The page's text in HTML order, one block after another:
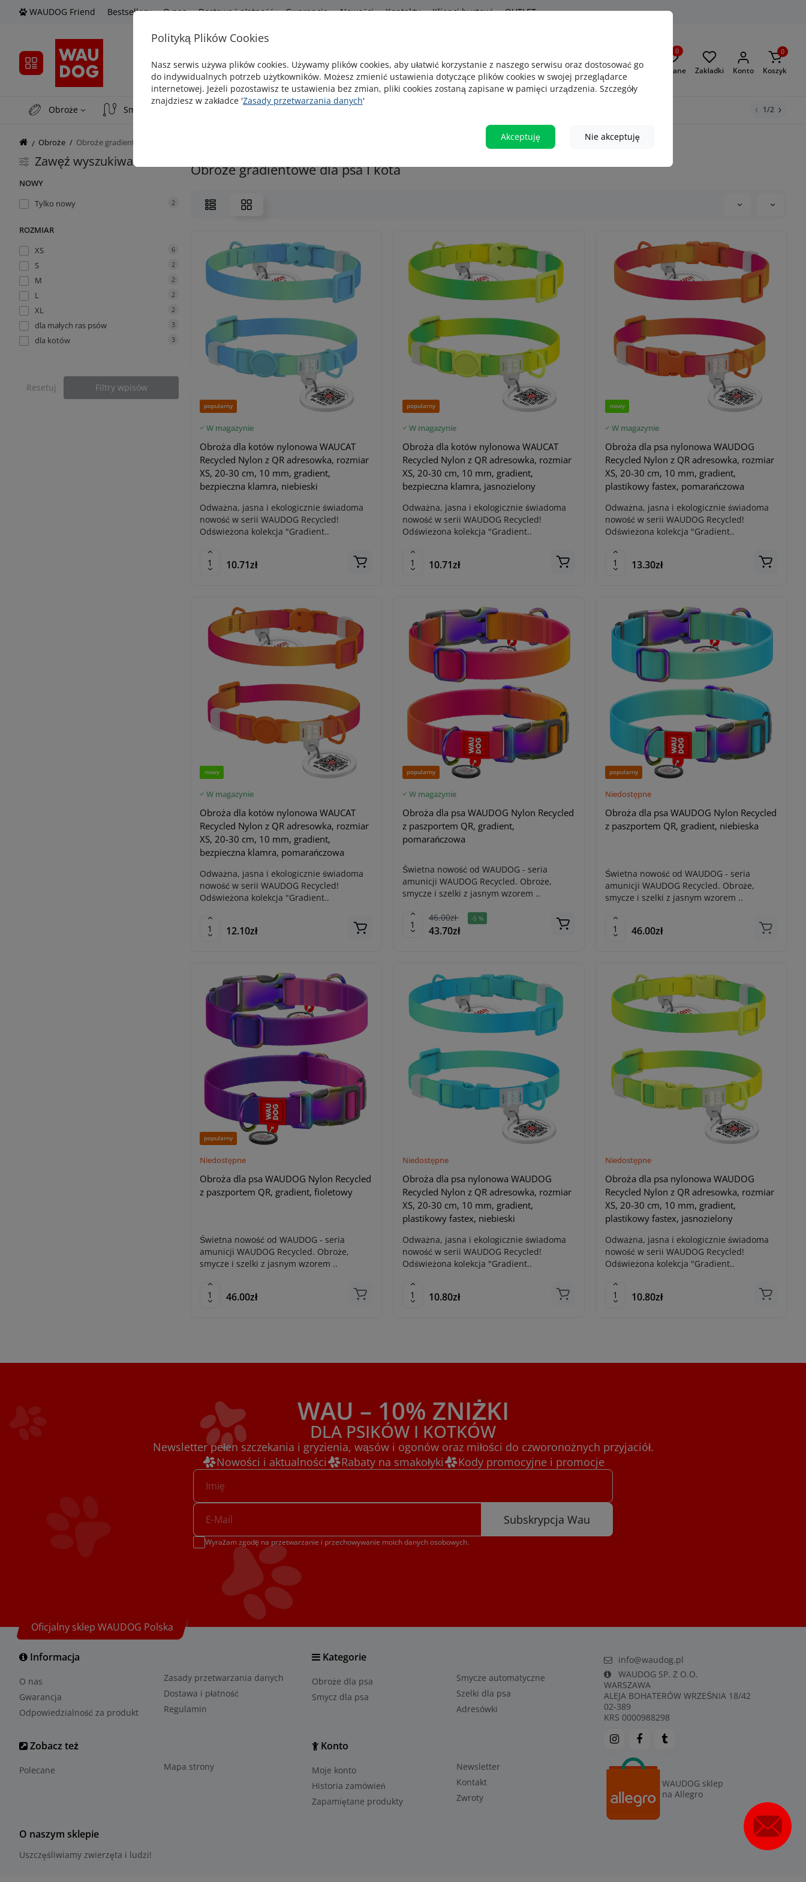
WAUDOG Friend Bestsellery O nas Dostawa i płatność Gwarancja Nowości Kontakty Klienci hurtowi OUTLET
Szukam na przykładObroża Waudog
Oglądane
0
Zakładki Konto
0
Koszyk
Obroże Smycze Smyczе automatyczne Szelki 1/2
Obroże Obroże gradientowe
Zawęź wyszukiwanie
NOWY
Tylko nowy
2
ROZMIAR
XS
6
S 2
M 2
L 2
XL 2
dla małych ras psów 3
dla kotów 3
Resetuj Filtry wpisów
Obroże gradientowe dla psa I kota
popularny
W magazynie
Obroża dla kotów nylonowa WAUCAT
Recycled Nylon z QR adresowka, rozmiar
XS, 20-30 cm, 10 mm, gradient,
bezpieczna klamra, niebieski
Odważna, jasna i ekologicznie świadoma
nowość w serii WAUDOG Recycled!
Odświeżona kolekcja "Gradient..
10.71zł
popularny
W magazynie
Obroża dla kotów nylonowa WAUCAT
Recycled Nylon z QR adresowka, rozmiar
XS, 20-30 cm, 10 mm, gradient,
bezpieczna klamra, jasnozielony
Odważna, jasna i ekologicznie świadoma
nowość w serii WAUDOG Recycled!
Odświeżona kolekcja "Gradient..
10.71zł
nowy
W magazynie
Obroża dla psa nylonowa WAUDOG
Recycled Nylon z QR adresowka, rozmiar
XS, 20-30 cm, 10 mm, gradient,
plastikowy fastex, pomarańczowa
Odważna, jasna i ekologicznie świadoma
nowość w serii WAUDOG Recycled!
Odświeżona kolekcja "Gradient..
13.30zł
nowy
W magazynie
Obroża dla kotów nylonowa WAUCAT
Recycled Nylon z QR adresowka, rozmiar
XS, 20-30 cm, 10 mm, gradient,
bezpieczna klamra, pomarańczowa
Odważna, jasna i ekologicznie świadoma
nowość w serii WAUDOG Recycled!
Odświeżona kolekcja "Gradient..
12.10zł
popularny
W magazynie
Obroża dla psa WAUDOG Nylon Recycled
z paszportem QR, gradient,
pomarańczowa
Świetna nowość od WAUDOG - seria
amunicji WAUDOG Recycled. Obroże,
smycze i szelki z jasnym wzorem ..
46.00zł -5 %
43.70zł
popularny
Niedostępne
Obroża dla psa WAUDOG Nylon Recycled
z paszportem QR, gradient, niebieska
Świetna nowość od WAUDOG - seria
amunicji WAUDOG Recycled. Obroże,
smycze i szelki z jasnym wzorem ..
46.00zł
popularny
Niedostępne
Obroża dla psa WAUDOG Nylon Recycled
z paszportem QR, gradient, fioletowy
Świetna nowość od WAUDOG - seria
amunicji WAUDOG Recycled. Obroże,
smycze i szelki z jasnym wzorem ..
46.00zł
Niedostępne
Obroża dla psa nylonowa WAUDOG
Recycled Nylon z QR adresowka, rozmiar
XS, 20-30 cm, 10 mm, gradient,
plastikowy fastex, niebieski
Odważna, jasna i ekologicznie świadoma
nowość w serii WAUDOG Recycled!
Odświeżona kolekcja "Gradient..
10.80zł
Niedostępne
Obroża dla psa nylonowa WAUDOG
Recycled Nylon z QR adresowka, rozmiar
XS, 20-30 cm, 10 mm, gradient,
plastikowy fastex, jasnozielony
Odważna, jasna i ekologicznie świadoma
nowość w serii WAUDOG Recycled!
Odświeżona kolekcja "Gradient..
10.80zł
WAU – 10% ZNIŻKI
DLA PSIKÓW I KOTKÓW
Newsletter pełen szczekania i gryzienia, wąsów i ogonów oraz miłości do czworonożnych przyjaciół.
Nowości i aktualności
Rabaty na smakołyki Kody promocyjne i promocje
Subskrypcja Wau
Wyrażam zgodę na przetwarzanie i przechowywanie moich danych osobowych.
Oficjalny sklep WAUDOG Polska
Informacja
O nas
Gwarancja
Odpowiedzialność za produkt
Zasady przetwarzania danych
Dostawa i płatność
Regulamin
Kategorie
Obroże dla psa
Smycz dla psa
Smyczе automatyczne
Szelki dla psa
Adresówki
Zobacz też
Polecane Mapa strony
Konto
Moje konto
Historia zamówień
Zapamiętane produkty
Newsletter
Kontakt
Zwroty
info@waudog.pl
WAUDOG SP. Z O.O.
WARSZAWA
ALEJA BOHATERÓW WRZEŚNIA 18/42
02-389
KRS 0000988298
WAUDOG sklep
na Allegro
O naszym sklepie
Uszczęśliwiamy zwierzęta i ludzi!
Polityką Plików Cookies
Nasz serwis używa plików cookies. Używamy plików cookies, aby ułatwić korzystanie z naszego serwisu oraz dostosować go
do indywidualnych potrzeb użytkowników. Możesz zmienić ustawienia dotyczące plików cookies w swojej przeglądarce
internetowej. Jeżeli pozostawisz te ustawienia bez zmian, pliki cookies zostaną zapisane w pamięci urządzenia. Szczegóły
znajdziesz w zakładce 'Zasady przetwarzania danych'
Akceptuję Nie akceptuję